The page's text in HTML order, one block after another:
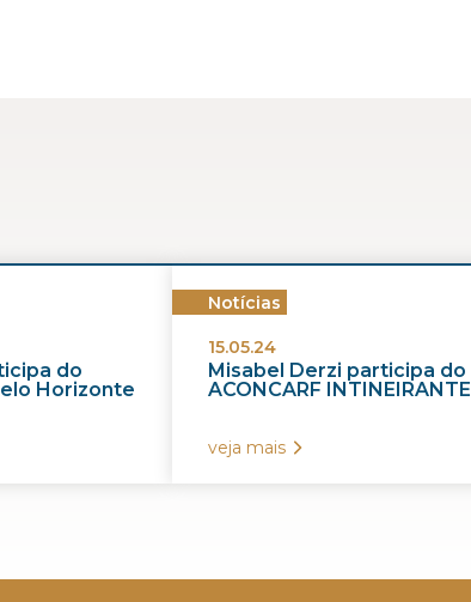
do
Horizonte
Notícias
15.05.24
Misabel Derzi participa do
ACONCARF INTINEIRANTE
veja mais